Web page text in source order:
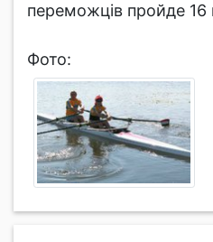
переможців пройде 16
Фото: